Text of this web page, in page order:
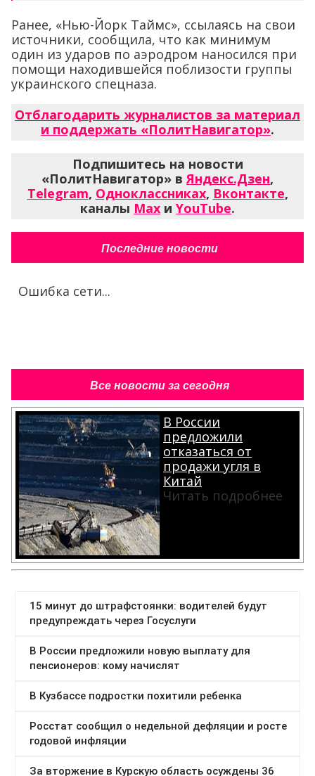
Ранее, «Нью-Йорк Таймс», ссылаясь на свои
источники, сообщила, что как минимум
один из ударов по аэродром наносился при
помощи находившейся поблизости группы
украинского спецназа.
Отблагодарить журналистов за материал
и поддержать «ПолитНавигатор».
Подпишитесь на новости
«ПолитНавигатор» вЯндекс.Дзен,
Telegram, Одноклассниках, Вконтакте,
каналы Max и YouTube.
Последние новости
Ошибка сети...
Все новости за сегодня
В России
предложили
отказаться от
продажи угля в
Китай
Читать подробнее